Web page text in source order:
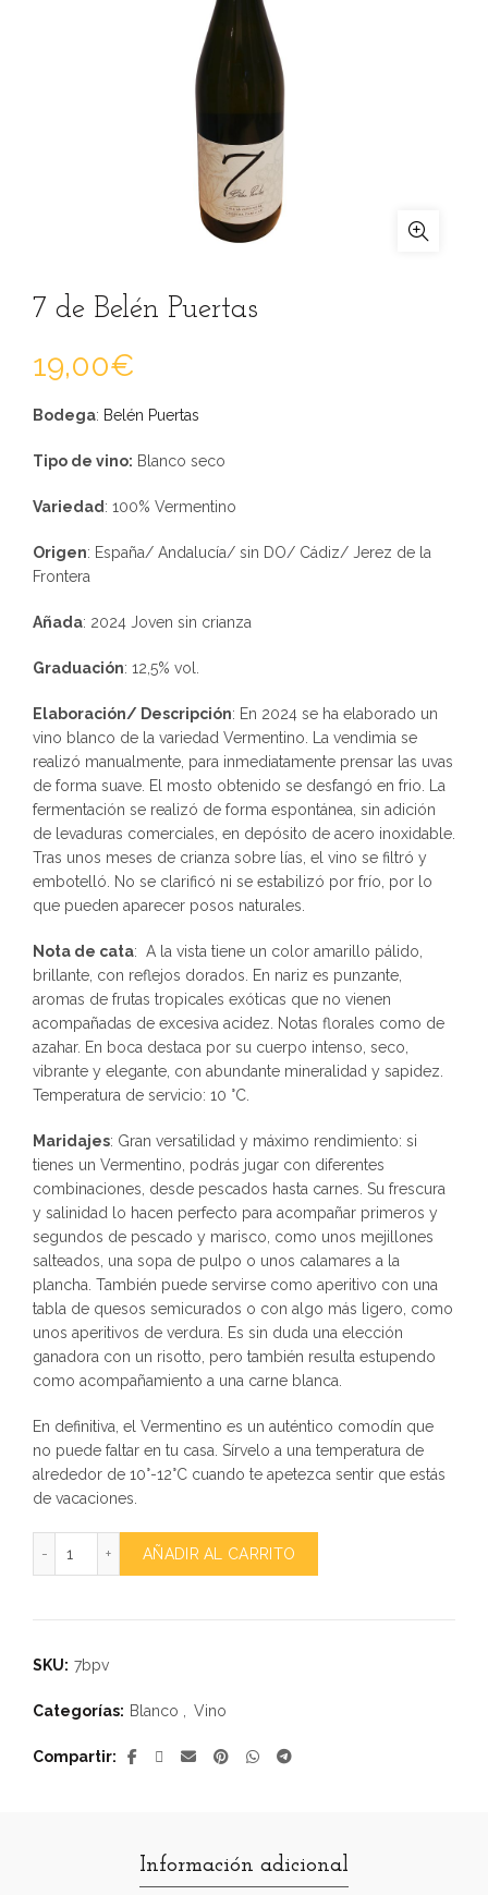
7 de Belén Puertas
19,00€
Bodega: Belén Puertas
Tipo de vino: Blanco seco
Variedad : 100% Vermentino
Origen: España/ Andalucía/ sin DO/ Cádiz/ Jerez de la
Frontera
Añada: 2024 Joven sin crianza
Graduación: 12,5% vol.
Elaboración/ Descripción: En 2024 se ha elaborado un
vino blanco de la variedad Vermentino. La vendimia se
realizó manualmente, para inmediatamente prensar las uvas
de forma suave. El mosto obtenido se desfangó en frio. La
fermentación se realizó de forma espontánea, sin adición
de levaduras comerciales, en depósito de acero inoxidable.
Tras unos meses de crianza sobre lías, el vino se filtró y
embotelló. No se clarificó ni se estabilizó por frío, por lo
que pueden aparecer posos naturales.
Nota de cata: A la vista tiene un color amarillo pálido,
brillante, con reflejos dorados. En nariz es punzante,
aromas de frutas tropicales exóticas que no vienen
acompañadas de excesiva acidez. Notas florales como de
azahar. En boca destaca por su cuerpo intenso, seco,
vibrante y elegante, con abundante mineralidad y sapidez.
Temperatura de servicio: 10 °C.
Maridajes: Gran versatilidad y máximo rendimiento: si
tienes un Vermentino, podrás jugar con diferentes
combinaciones, desde pescados hasta carnes. Su frescura
y salinidad lo hacen perfecto para acompañar primeros y
segundos de pescado y marisco, como unos mejillones
salteados, una sopa de pulpo o unos calamares a la
plancha. También puede servirse como aperitivo con una
tabla de quesos semicurados o con algo más ligero, como
unos aperitivos de verdura. Es sin duda una elección
ganadora con un risotto, pero también resulta estupendo
como acompañamiento a una carne blanca.
En definitiva, el Vermentino es un auténtico comodín que
no puede faltar en tu casa. Sírvelo a una temperatura de
alrededor de 10°-12°C cuando te apetezca sentir que estás
de vacaciones.
7 de Belén Puertas cantidad
AÑADIR AL CARRITO
SKU: 7bpv
Categorías: Blanco Vino
Compartir
Información adicional